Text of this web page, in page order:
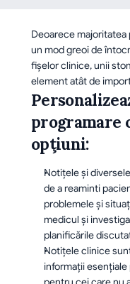
Deoarece
un mod greoi de
fişelor clinice, unii
element atât de
programare
opţiuni:
Notiţele şi
de a reaminti
problemele şi
medicul şi
planificările
Notiţele clinice
informaţii